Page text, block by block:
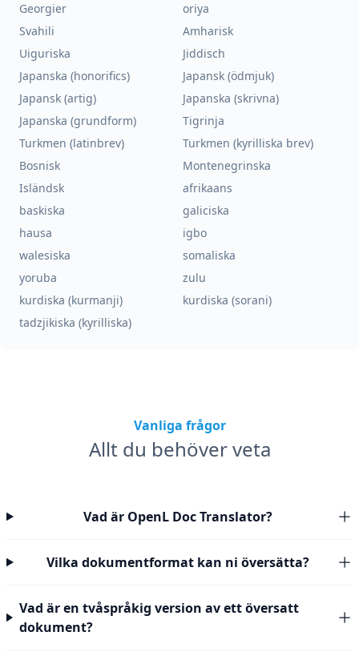
Georgier
oriya
Svahili
Amharisk
Uiguriska
Jiddisch
Japanska (honorifics)
Japansk (ödmjuk)
Japansk (artig)
Japanska (skrivna)
Japanska (grundform)
Tigrinja
Turkmen (latinbrev)
Turkmen (kyrilliska brev)
Bosnisk
Montenegrinska
Isländsk
afrikaans
baskiska
galiciska
hausa
igbo
walesiska
somaliska
yoruba
zulu
kurdiska (kurmanji)
kurdiska (sorani)
tadzjikiska (kyrilliska)
Vanliga frågor
Allt du behöver veta
Vad är OpenL Doc Translator?
Vilka dokumentformat kan ni översätta?
Vad är en tvåspråkig version av ett översatt
dokument?